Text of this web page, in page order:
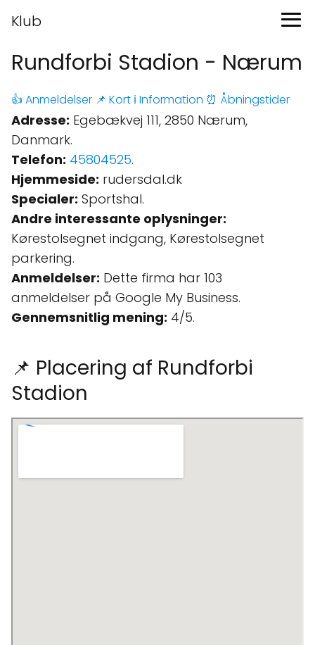
Klub
Rundforbi Stadion - Nærum
👍 Anmeldelser 📌 Kort ℹ️ Information ⏰ Åbningstider
Adresse: Egebækvej 111, 2850 Nærum,
Danmark.
Telefon: 45804525.
Hjemmeside: rudersdal.dk
Specialer: Sportshal.
Andre interessante oplysninger:
Kørestolsegnet indgang, Kørestolsegnet
parkering.
Anmeldelser: Dette firma har 103
anmeldelser på Google My Business.
Gennemsnitlig mening: 4/5.
📌 Placering af Rundforbi
Stadion